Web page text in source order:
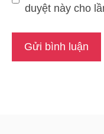
duyệt này cho